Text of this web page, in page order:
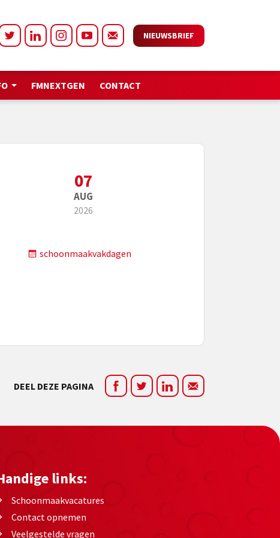
NIEUWSBRIEF
FMNEXTGEN CONTACT
07
AUG
2026
schoonmaakvakdagen
DEEL DEZE PAGINA
links:
Schoonmaakvacatures
Contact opnemen
Veelgestelde vragen